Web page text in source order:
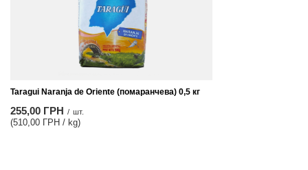
Taragui Naranja de Oriente (помаранчева) 0,5 кг
255,00 ГРН / шт.
(510,00 ГРН / kg)